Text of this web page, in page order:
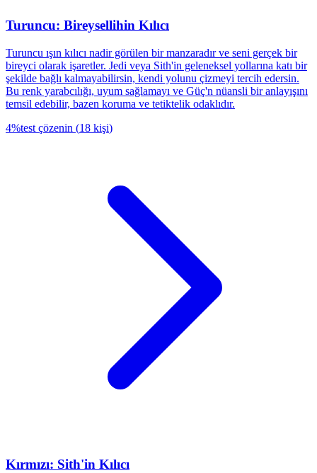
Turuncu: Bireysellihin Kılıcı
Turuncu ışın kılıcı nadir görülen bir manzaradır ve seni gerçek bir
bireyci olarak işaretler. Jedi veya Sith'in geleneksel yollarına katı bir
şekilde bağlı kalmayabilirsin, kendi yolunu çizmeyi tercih edersin.
Bu renk yarabcılığı, uyum sağlamayı ve Güç'n nüansli bir anlayışını
temsil edebilir, bazen koruma ve tetiktelik odaklıdır.
4%test çözenin (18 kişi)
Kırmızı: Sith'in Kılıcı